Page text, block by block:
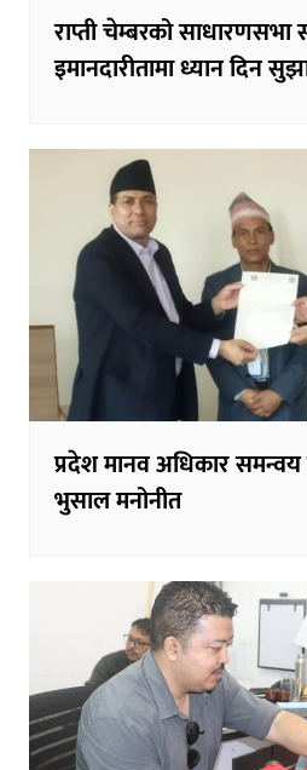
राप्ती चेम्बरको साधारणसभा
इमानदारीतामा ध्यान दिन
प्रदेश मानव अधिकार
भुसाल मनोनीत